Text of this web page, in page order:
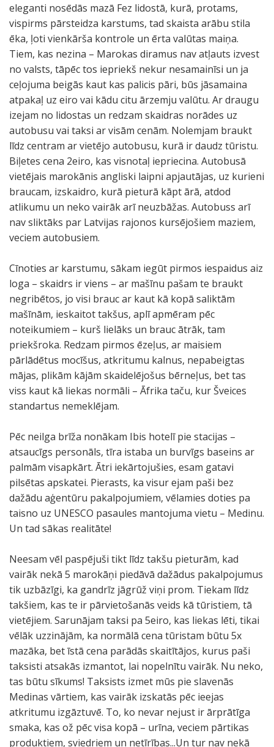
eleganti nosēdās mazā Fez lidostā, kurā, protams,
vispirms pārsteidza karstums, tad skaista arābu stila
ēka, ļoti vienkārša kontrole un ērta valūtas maiņa.
Tiem, kas nezina – Marokas diramus nav atļauts izvest
no valsts, tāpēc tos iepriekš nekur nesamainīsi un ja
ceļojuma beigās kaut kas palicis pāri, būs jāsamaina
atpakaļ uz eiro vai kādu citu ārzemju valūtu. Ar draugu
izejam no lidostas un redzam skaidras norādes uz
autobusu vai taksi ar visām cenām. Nolemjam braukt
līdz centram ar vietējo autobusu, kurā ir daudz tūristu.
Biļetes cena 2eiro, kas visnotaļ iepriecina. Autobusā
vietējais marokānis angliski laipni apjautājas, uz kurieni
braucam, izskaidro, kurā pieturā kāpt ārā, atdod
atlikumu un neko vairāk arī neuzbāžas. Autobuss arī
nav sliktāks par Latvijas rajonos kursējošiem maziem,
veciem autobusiem.
Cīnoties ar karstumu, sākam iegūt pirmos iespaidus aiz
loga – skaidrs ir viens – ar mašīnu pašam te braukt
negribētos, jo visi brauc ar kaut kā kopā saliktām
mašīnām, ieskaitot takšus, aplī apmēram pēc
noteikumiem – kurš lielāks un brauc ātrāk, tam
priekšroka. Redzam pirmos ēzeļus, ar maisiem
pārlādētus mocīšus, atkritumu kalnus, nepabeigtas
mājas, plikām kājām skaidelējošus bērneļus, bet tas
viss kaut kā liekas normāli – Āfrika taču, kur Šveices
standartus nemeklējam.
Pēc neilga brīža nonākam Ibis hotelī pie stacijas –
atsaucīgs personāls, tīra istaba un burvīgs baseins ar
palmām visapkārt. Ātri iekārtojušies, esam gatavi
pilsētas apskatei. Pierasts, ka visur ejam paši bez
dažādu aģentūru pakalpojumiem, vēlamies doties pa
taisno uz UNESCO pasaules mantojuma vietu – Medinu.
Un tad sākas realitāte!
Neesam vēl paspējuši tikt līdz takšu pieturām, kad
vairāk nekā 5 marokāņi piedāvā dažādus pakalpojumus
tik uzbāzīgi, ka gandrīz jāgrūž viņi prom. Tiekam līdz
takšiem, kas te ir pārvietošanās veids kā tūristiem, tā
vietējiem. Sarunājam taksi pa 5eiro, kas liekas lēti, tikai
vēlāk uzzinājām, ka normālā cena tūristam būtu 5x
mazāka, bet īstā cena parādās skaitītājos, kurus paši
taksisti atsakās izmantot, lai nopelnītu vairāk. Nu neko,
tas būtu sīkums! Taksists izmet mūs pie slavenās
Medinas vārtiem, kas vairāk izskatās pēc ieejas
atkritumu izgāztuvē. To, ko nevar nejust ir ārprātīga
smaka, kas ož pēc visa kopā – urīna, veciem pārtikas
produktiem, sviedriem un netīrības...Un tur nav nekā